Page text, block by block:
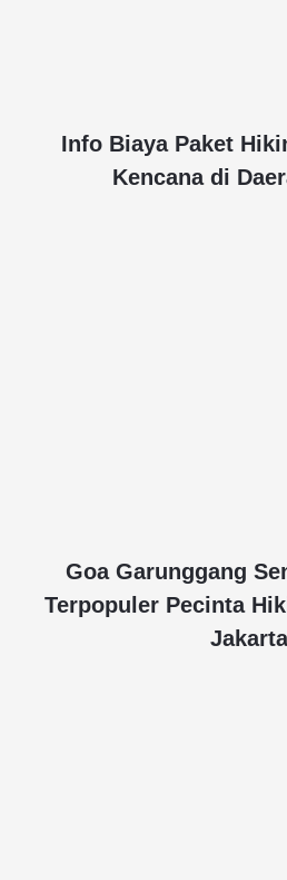
Info Biaya Paket
Kencana di
Goa Garunggang
Terpopuler Pecinta
Jakarta